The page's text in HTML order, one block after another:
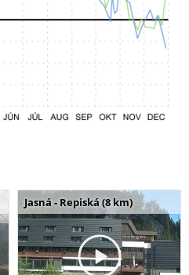
Jasná - Repiská (8 km)